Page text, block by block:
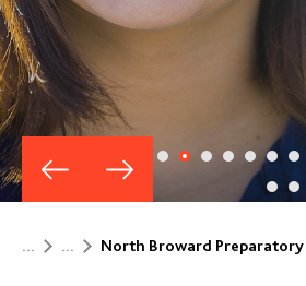
... ... North Broward Preparatory